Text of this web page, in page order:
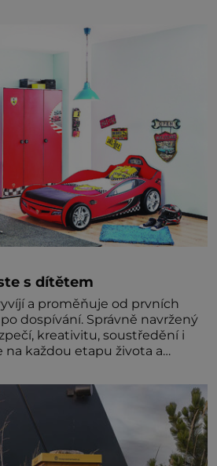
s dítětem
a proměňuje od prvních
dospívání. Správně navržený
kreativitu, soustředění i
každou etapu života a
a bezpečí, proto by pokoj
především klidně a útulně.